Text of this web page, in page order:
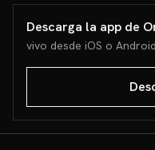
Descarga la app de
vivo desde iOS o